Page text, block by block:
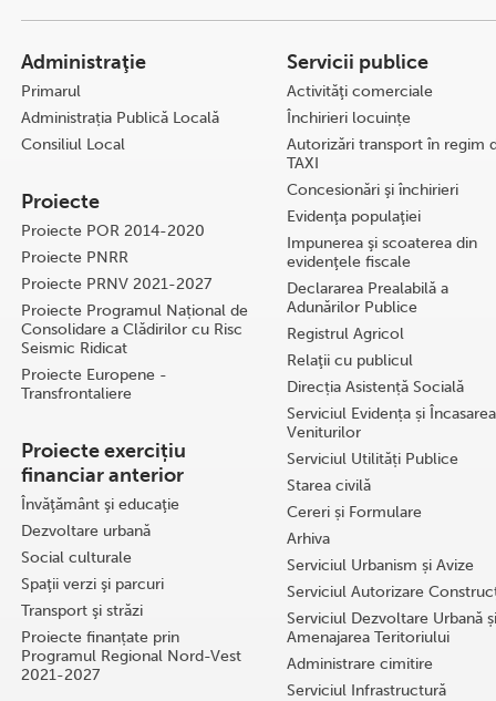
Administraţie
Primarul
Administrația Publică Locală
Consiliul Local
Proiecte
Proiecte POR 2014-2020
Proiecte PNRR
Proiecte PRNV 2021-2027
Proiecte Programul Național de
Consolidare a Clădirilor cu Risc
Seismic Ridicat
Proiecte Europene -
Transfrontaliere
Proiecte exercițiu
financiar anterior
Învăţământ şi educaţie
Dezvoltare urbană
Social culturale
Spaţii verzi şi parcuri
Transport şi străzi
Proiecte finanțate prin
Programul Regional Nord-Vest
2021-2027
Servicii publice
Activităţi comerciale
Închirieri locuințe
Autorizări transport în regim
TAXI
Concesionări şi închirieri
Evidenţa populaţiei
Impunerea şi scoaterea din
evidenţele fiscale
Declararea Prealabilă a
Adunărilor Publice
Registrul Agricol
Relaţii cu publicul
Direcția Asistență Socială
Serviciul Evidența și Încasarea
Veniturilor
Serviciul Utilități Publice
Starea civilă
Cereri și Formulare
Arhiva
Serviciul Urbanism și Avize
Serviciul Autorizare
Serviciul Dezvoltare Urbană și
Amenajarea Teritoriului
Administrare cimitire
Serviciul Infrastructură